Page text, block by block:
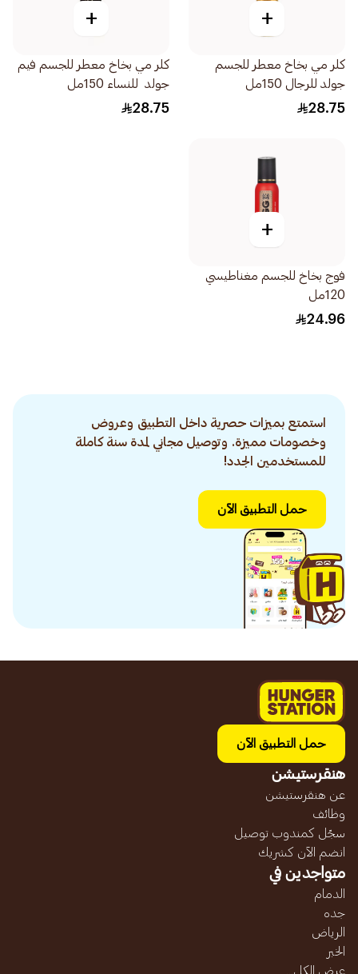
+
كلر مي بخاخ معطر للجسم
جولد للرجال 150مل
28.75
+
كلر مي بخاخ معطر للجسم فيم
جولد للنساء 150مل
28.75
+
فوج بخاخ للجسم مغناطيسي
120مل
24.96
استمتع بميزات حصرية داخل التطبيق وعروض
وخصومات مميزة. وتوصيل مجاني لمدة سنة كاملة
للمستخدمين الجدد!
حمل التطبيق الآن
حمل التطبيق الآن
هنقرستيشن
عن هنقرستيشن
وظائف
سجّل كمندوب توصيل
انضم الآن كشريك
متواجدين في
الدمام
جده
الرياض
الخبر
عرض الكل...